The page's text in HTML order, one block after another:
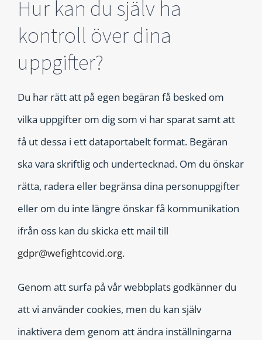
Hur kan du själv ha
kontroll över dina
uppgifter?
Du har rätt att på egen begäran få besked om
vilka uppgifter om dig som vi har sparat samt att
få ut dessa i ett dataportabelt format. Begäran
ska vara skriftlig och undertecknad. Om du önskar
rätta, radera eller begränsa dina personuppgifter
eller om du inte längre önskar få kommunikation
ifrån oss kan du skicka ett mail till
gdpr@wefightcovid.org.
Genom att surfa på vår webbplats godkänner du
att vi använder cookies, men du kan själv
inaktivera dem genom att ändra inställningarna